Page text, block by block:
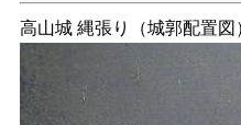
高山城 縄張り（城郭配置